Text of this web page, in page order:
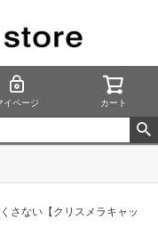
イページ カート
さない【クリスメラキャッ